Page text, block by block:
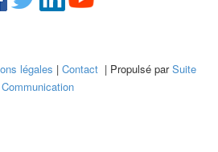
légales | Contact| Propulsé parSuite
Communication